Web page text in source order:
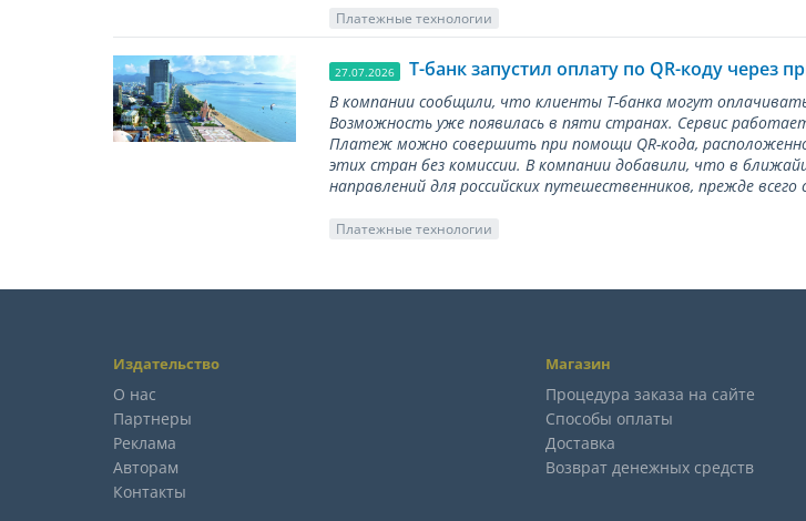
Платежные технологии
27.07.2026 Т-банк запустил оплату по QR-коду через
В компании сообщили, что клиенты Т-банка могут оплачивать
Возможность уже появилась в пяти странах. Сервис
Платеж можно совершить при помощи QR-кода,
этих стран без комиссии. В компании добавили, что в
направлений для российских путешественников, прежде
Платежные технологии
Издательство
О нас
Партнеры
Реклама
Авторам
Контакты
Магазин
Процедура заказа на сайте
Способы оплаты
Доставка
Возврат денежных средств